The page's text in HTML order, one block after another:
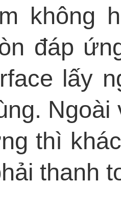
không
đáp
lấy
Ngoài
thì
thanh